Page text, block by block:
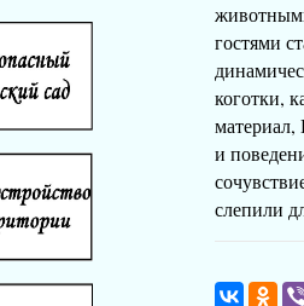
гостями
коготки,
и
слепили